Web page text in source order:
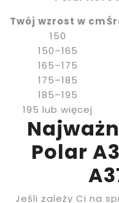
Twój wzrost w cm
150
150–165
165–175
175–185
185–195
195 lub więcej
Polar
Jeśli zależy Ci na